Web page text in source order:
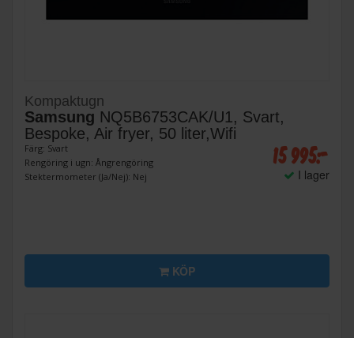
Kompaktugn
Samsung NQ5B6753CAK/U1, Svart,
Bespoke, Air fryer, 50 liter,Wifi
Färg: Svart
Rengöring i ugn: Ångrengöring
Stektermometer (Ja/Nej): Nej
15 995:-
I lager
KÖP